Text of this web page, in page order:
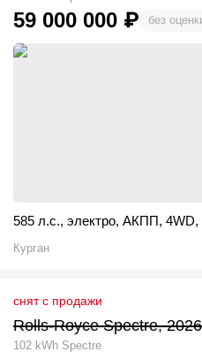
59 000 000 ₽ без
585 л.с., электро, АКПП, 4WD,
Курган
снят с продажи
Rolls-Royce Spectre, 2026
102 kWh Spectre